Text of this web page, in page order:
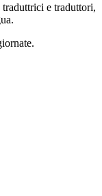
e traduttori,